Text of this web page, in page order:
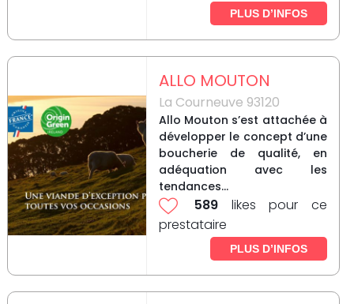
PLUS D’INFOS
ALLO MOUTON
La Courneuve 93120
Allo Mouton s’est attachée à
développer le concept d’une
boucherie de qualité, en
adéquation avec les
tendances...
589 likes pour ce
prestataire
PLUS D’INFOS